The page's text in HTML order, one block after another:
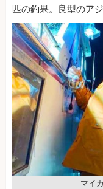
匹の釣果。良型のア
マイ